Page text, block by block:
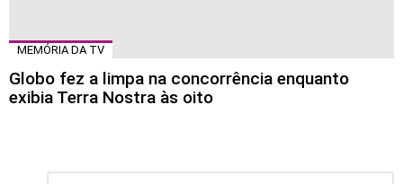
MEMÓRIA DA TV
Globo fez a limpa na concorrência enquanto
exibia Terra Nostra às oito